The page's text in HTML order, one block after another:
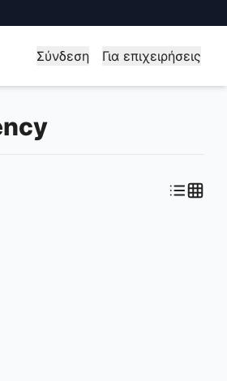
Σύνδεση Για επιχειρήσεις